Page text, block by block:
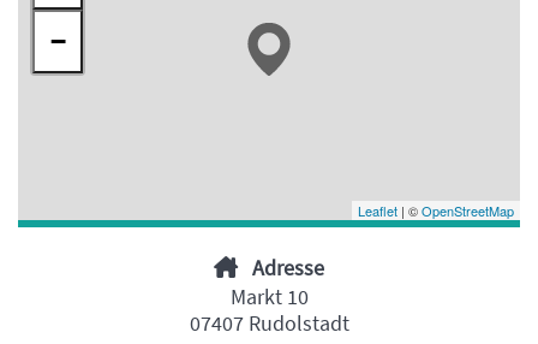
−
Leaflet | ©OpenStreetMap
Adresse
Markt 10
07407 Rudolstadt